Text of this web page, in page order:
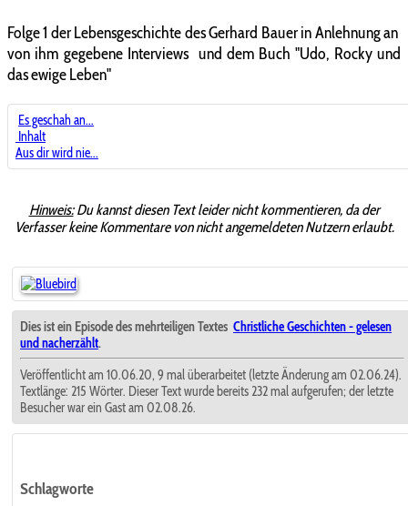
Folge 1 der Lebensgeschichte des Gerhard Bauer in Anlehnung an
von ihm gegebene Interviews und dem Buch "Udo, Rocky und
das ewige Leben"
Es geschah an...
Inhalt
Aus dir wird nie...
Hinweis:Du kannst diesen Text leider nicht kommentieren, da der
Verfasser keine Kommentare von nicht angemeldeten Nutzern erlaubt.
Dies ist ein Episode des mehrteiligen Textes Christliche Geschichten - gelesen
und nacherzählt.
Veröffentlicht am 10.06.20, 9 mal überarbeitet (letzte Änderung am 02.06.24).
Textlänge: 215 Wörter. Dieser Text wurde bereits 232 mal aufgerufen; der letzte
Besucher war ein Gast am 02.08.26.
Schlagworte